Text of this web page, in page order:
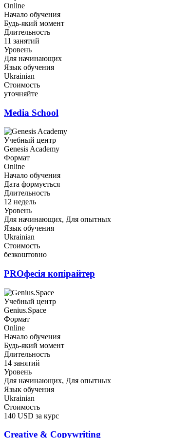
Online
Начало обучения
Будь-який момент
Длительность
11 занятий
Уровень
Для начинающих
Язык обучения
Ukrainian
Стоимость
уточняйте
Media School
Учебный центр
Genesis Academy
Формат
Online
Начало обучения
Дата формується
Длительность
12 недель
Уровень
Для начинающих, Для опытных
Язык обучения
Ukrainian
Стоимость
безкоштовно
PROфесія копірайтер
Учебный центр
Genius.Space
Формат
Online
Начало обучения
Будь-який момент
Длительность
14 занятий
Уровень
Для начинающих, Для опытных
Язык обучения
Ukrainian
Стоимость
140 USD за курс
Creative & Copywriting